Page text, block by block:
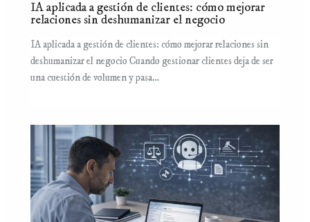
IA aplicada a gestión de clientes: cómo mejorar
relaciones sin deshumanizar el negocio
IA aplicada a gestión de clientes: cómo mejorar relaciones sin
deshumanizar el negocio Cuando gestionar clientes deja de ser
una cuestión de volumen y pasa…